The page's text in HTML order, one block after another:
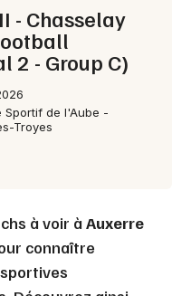
- Chasselay
2 - Group C)
Sportif de l'Aube -
Troyes
à voir à Auxerre
connaître